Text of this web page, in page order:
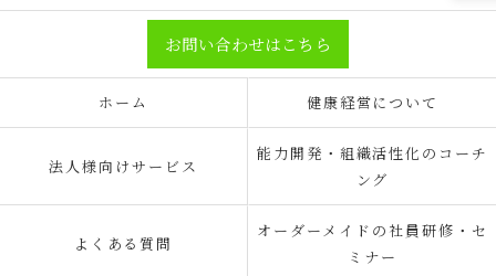
お問い合わせはこちら
ホーム 健康経営について
法人様向けサービス
能力開発・組織活性化のコーチ
ング
よくある質問
オーダーメイドの社員研修・セ
ミナー